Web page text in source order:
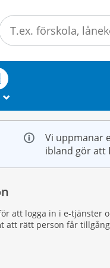
_
Vi uppmanar
ibland gör att
att logga in i e-tjänster
att rätt person får